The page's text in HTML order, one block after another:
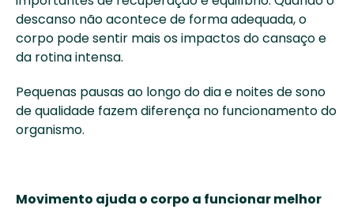
descanso não acontece de forma adequada, o
corpo pode sentir mais os impactos do cansaço e
da rotina intensa.
Pequenas pausas ao longo do dia e noites de sono
de qualidade fazem diferença no funcionamento do
organismo.
Movimento ajuda o corpo a funcionar melhor